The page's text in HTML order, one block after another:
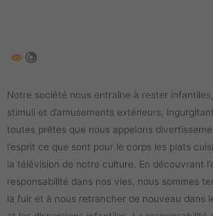
Notre société nous entraîne à rester
stimuli et d’amusements extérieurs,
toutes prêtes que nous appelons
l’esprit ce que sont pour le corps les plats
la télévision de notre culture. En découvrant
responsabilité dans nos vies, nous sommes
la fuir et à nous retrancher de nouveau dans